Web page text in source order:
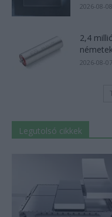
2026-08-08
2,4
2026-08-07
Legutolsó cikkek